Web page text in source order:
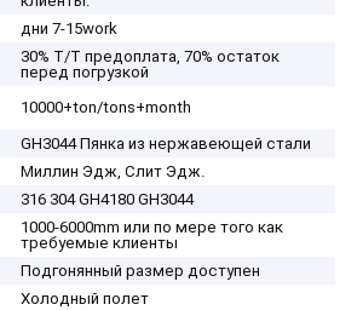
дни 7-15work
30% T/T предоплата, 70% остаток
перед погрузкой
10000+ton/tons+month
GH3044 Пянка из нержавеющей стали
Миллин Эдж, Слит Эдж.
316 304 GH4180 GH3044
1000-6000mm или по мере того как
требуемые клиенты
Подгонянный размер доступен
Холодный полет